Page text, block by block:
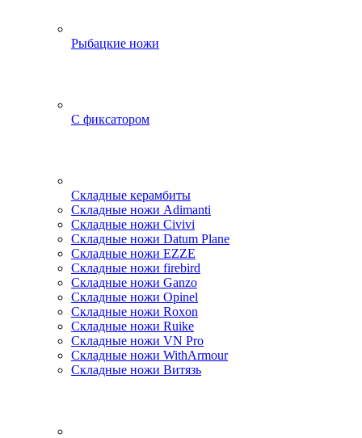
Рыбацкие ножи
С фиксатором
Складные керамбиты
Складные ножи Adimanti
Складные ножи Civivi
Складные ножи Datum Plane
Складные ножи EZZE
Складные ножи firebird
Складные ножи Ganzo
Складные ножи Opinel
Складные ножи Roxon
Складные ножи Ruike
Складные ножи VN Pro
Складные ножи WithArmour
Складные ножи Витязь